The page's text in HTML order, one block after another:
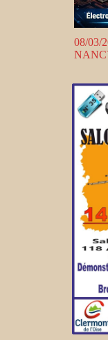
08/03/